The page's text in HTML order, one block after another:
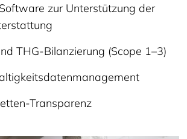
zur Unterstützung der
THG-Bilanzierung (Scope 1–3)
Transparenz